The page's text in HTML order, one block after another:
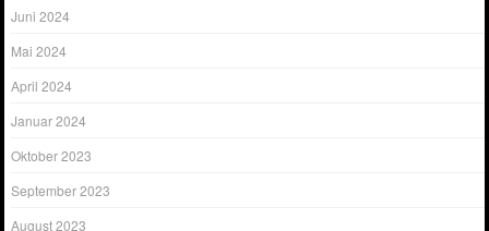
Juni 2024
Mai 2024
April 2024
Januar 2024
Oktober 2023
September 2023
August 2023